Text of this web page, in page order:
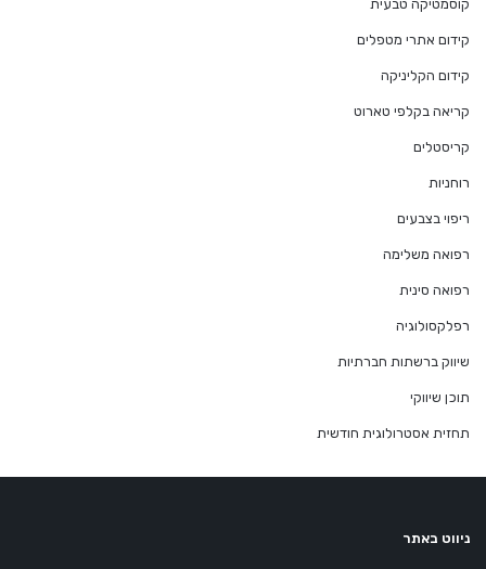
קוסמטיקה טבעית
קידום אתרי מטפלים
קידום הקליניקה
קריאה בקלפי טארוט
קריסטלים
רוחניות
ריפוי בצבעים
רפואה משלימה
רפואה סינית
רפלקסולוגיה
שיווק ברשתות חברתיות
תוכן שיווקי
תחזית אסטרולוגית חודשית
ניווט באתר